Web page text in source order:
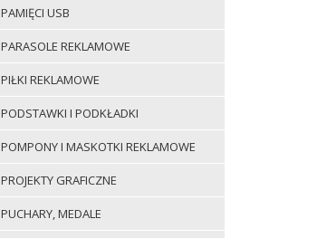
PAMIĘCI USB
PARASOLE REKLAMOWE
PIŁKI REKLAMOWE
PODSTAWKI I PODKŁADKI
POMPONY I MASKOTKI REKLAMOWE
PROJEKTY GRAFICZNE
PUCHARY, MEDALE